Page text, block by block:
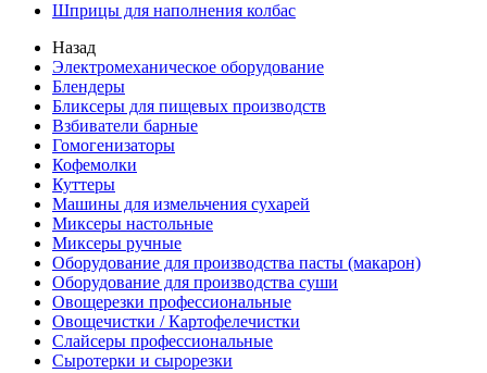
Шприцы для наполнения колбас
Назад
Электромеханическое оборудование
Блендеры
Бликсеры для пищевых производств
Взбиватели барные
Гомогенизаторы
Кофемолки
Куттеры
Машины для измельчения сухарей
Миксеры настольные
Миксеры ручные
Оборудование для производства пасты (макарон)
Оборудование для производства суши
Овощерезки профессиональные
Овощечистки / Картофелечистки
Слайсеры профессиональные
Сыротерки и сырорезки